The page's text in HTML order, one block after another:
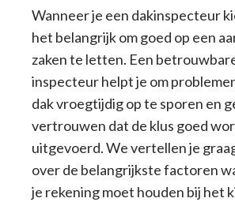
Wanneer je een dakinspecteur
het belangrijk om goed op een
zaken te letten. Een
inspecteur helpt je om
dak vroegtijdig op te sporen en
vertrouwen dat de klus goed
uitgevoerd. We vertellen je
over de belangrijkste factoren
je rekening moet houden bij het